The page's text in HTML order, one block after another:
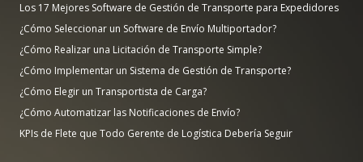
Los 17 Mejores Software de Gestión de Transporte para Expedidores
¿Cómo Seleccionar un Software de Envío Multiportador?
¿Cómo Realizar una Licitación de Transporte Simple?
¿Cómo Implementar un Sistema de Gestión de Transporte?
¿Cómo Elegir un Transportista de Carga?
¿Cómo Automatizar las Notificaciones de Envío?
KPIs de Flete que Todo Gerente de Logística Debería Seguir